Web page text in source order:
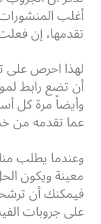
أغلب
تقدمها، إن
لهذا احرص على
وأيضاً مرة كل
عما تقدمه من
وعندما يطلب
معينة ويكون
فيمكنك أن
على جروبات